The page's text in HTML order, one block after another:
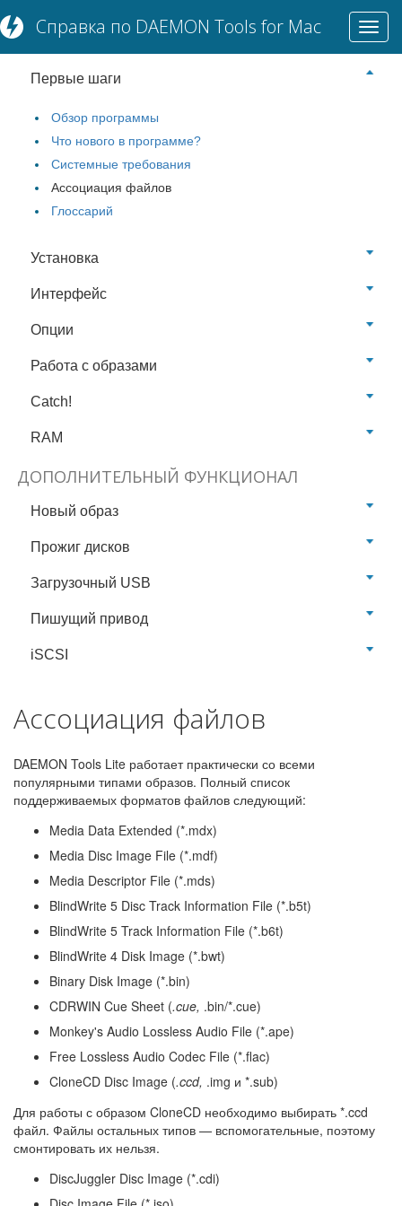
Справка по DAEMON Tools for Mac
БАЗОВЫЙ ФУНКЦИОНАЛ
Первые шаги
Обзор программы
Что нового в программе?
Системные требования
Ассоциация файлов
Глоссарий
Установка
Интерфейс
Опции
Работа с образами
Catch!
RAM
ДОПОЛНИТЕЛЬНЫЙ ФУНКЦИОНАЛ
Новый образ
Прожиг дисков
Загрузочный USB
Пишущий привод
iSCSI
Ассоциация файлов
DAEMON Tools Lite работает практически со всеми
популярными типами образов. Полный список
поддерживаемых форматов файлов следующий:
Media Data Extended (*.mdx)
Media Disc Image File (*.mdf)
Media Descriptor File (*.mds)
BlindWrite 5 Disc Track Information File (*.b5t)
BlindWrite 5 Track Information File (*.b6t)
BlindWrite 4 Disk Image (*.bwt)
Binary Disk Image (*.bin)
CDRWIN Cue Sheet (.cue, .bin/*.cue)
Monkey's Audio Lossless Audio File (*.ape)
Free Lossless Audio Codec File (*.flac)
CloneCD Disc Image (.ccd, .img и *.sub)
Для работы с образом CloneCD необходимо выбирать *.ccd
файл. Файлы остальных типов — вспомогательные, поэтому
смонтировать их нельзя.
DiscJuggler Disc Image (*.cdi)